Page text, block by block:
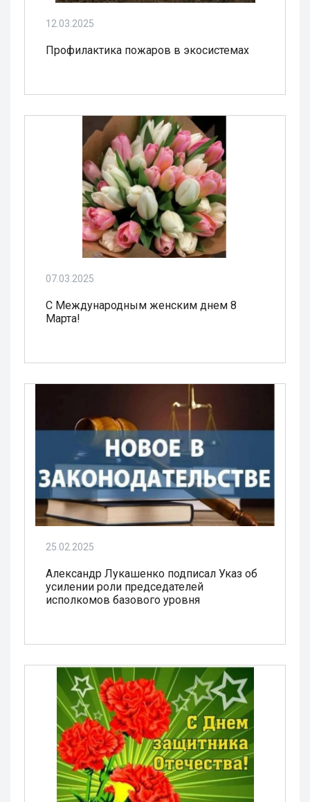
12.03.2025
Профилактика пожаров в экосистемах
07.03.2025
С Международным женским днем 8
Марта!
25.02.2025
Александр Лукашенко подписал Указ об
усилении роли председателей
исполкомов базового уровня